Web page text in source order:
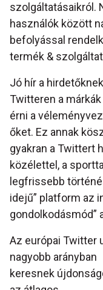
szolgáltatásaikról.
használók között
befolyással
termék &
Jó hír a
Twitteren a
érni a
őket. Ez annak
gyakran a Twittert
közélettel, a
legfrissebb
idejű” platform az
gondolkodásmód”
Az európai Twitter
nagyobb arányban
keresnek